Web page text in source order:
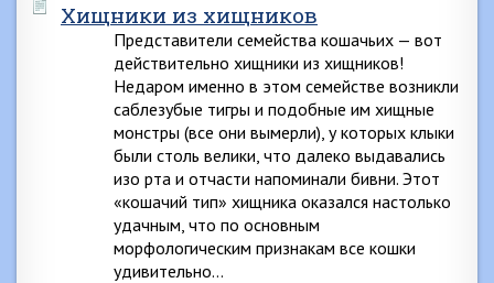
Хищники из хищников
Представители семейства кошачьих — вот
действительно хищники из хищников!
Недаром именно в этом семействе возникли
саблезубые тигры и подобные им хищные
монстры (все они вымерли), у которых клыки
были столь велики, что далеко выдавались
изо рта и отчасти напоминали бивни. Этот
«кошачий тип» хищника оказался настолько
удачным, что по основным
морфологическим признакам все кошки
удивительно…